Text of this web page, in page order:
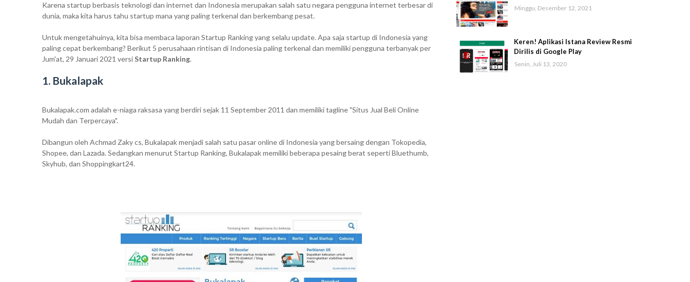
Karena startup berbasis teknologi dan internet dan Indonesia merupakan salah satu negara pengguna internet terbesar di
dunia, maka kita harus tahu startup mana yang paling terkenal dan berkembang pesat.
Untuk mengetahuinya, kita bisa membaca laporan Startup Ranking yang selalu update. Apa saja startup di Indonesia yang
paling cepat berkembang? Berikut 5 perusahaan rintisan di Indonesia paling terkenal dan memiliki pengguna terbanyak per
Jum'at, 29 Januari 2021 versiStartup Ranking.
1. Bukalapak
Bukalapak.com adalah e-niaga raksasa yang berdiri sejak 11 September 2011 dan memiliki tagline "Situs Jual Beli Online
Mudah dan Terpercaya".
Dibangun oleh Achmad Zaky cs, Bukalapak menjadi salah satu pasar online di Indonesia yang bersaing dengan Tokopedia,
Shopee, dan Lazada. Sedangkan menurut Startup Ranking, Bukalapak memiliki beberapa pesaing berat seperti Bluethumb,
Skyhub, dan Shoppingkart24.
Minggu, Desember 12, 2021
Keren! Aplikasi Istana Review Resmi
Dirilis di Google Play
Senin, Juli 13, 2020